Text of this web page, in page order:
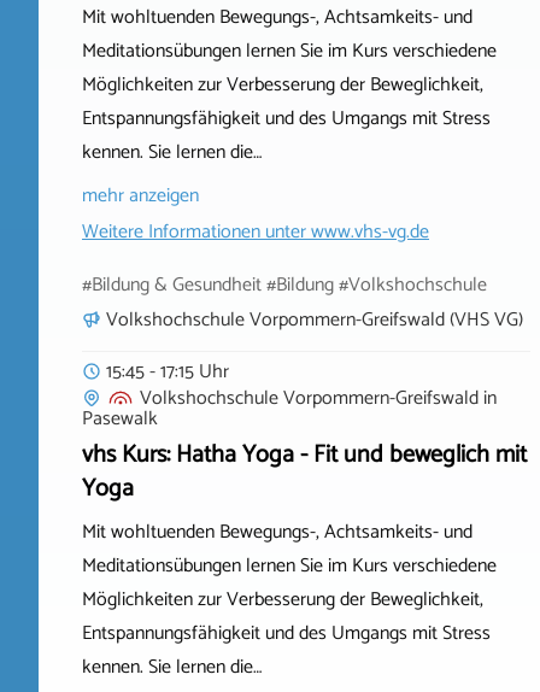
Mit wohltuenden Bewegungs-, Achtsamkeits- und
Meditationsübungen lernen Sie im Kurs verschiedene
Möglichkeiten zur Verbesserung der Beweglichkeit,
Entspannungsfähigkeit und des Umgangs mit Stress
kennen. Sie lernen die…
mehr anzeigen
Weitere Informationen unterwww.vhs-vg.de
#Bildung & Gesundheit #Bildung #Volkshochschule
Volkshochschule Vorpommern-Greifswald (VHS VG)
15:45 - 17:15 Uhr
Volkshochschule Vorpommern-Greifswaldin
Pasewalk
vhs Kurs: Hatha Yoga - Fit und beweglich mit
Yoga
Mit wohltuenden Bewegungs-, Achtsamkeits- und
Meditationsübungen lernen Sie im Kurs verschiedene
Möglichkeiten zur Verbesserung der Beweglichkeit,
Entspannungsfähigkeit und des Umgangs mit Stress
kennen. Sie lernen die…